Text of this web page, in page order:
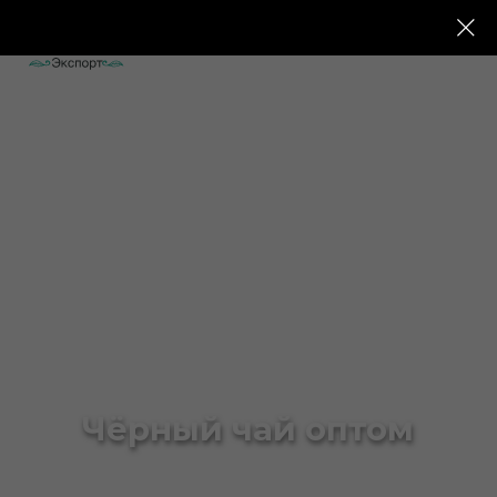
Чёрный чай оптом